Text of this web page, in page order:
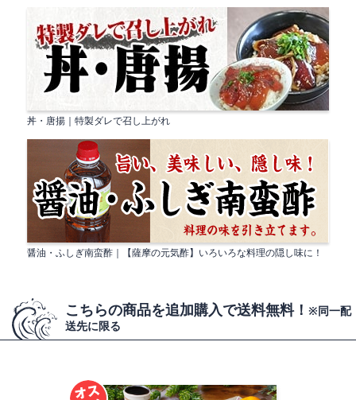
丼・唐揚｜特製ダレで召し上がれ
醤油・ふしぎ南蛮酢｜【薩摩の元気酢】いろいろな料理の隠し味に！
こちらの商品を追加購入で送料無料！ ※同一配
送先に限る